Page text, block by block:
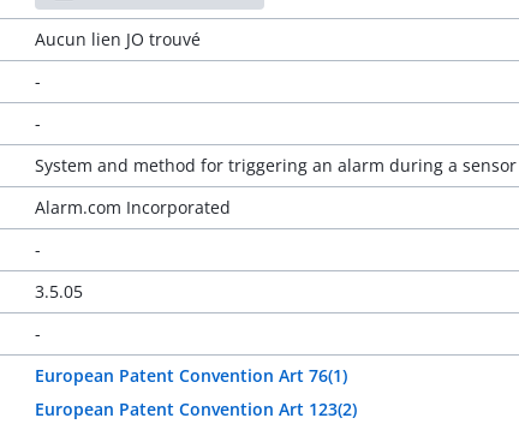
Aucun lien JO trouvé
-
-
System and method for triggering an alarm during a
Alarm.com Incorporated
-
3.5.05
-
European Patent Convention Art 76(1)
European Patent Convention Art 123(2)